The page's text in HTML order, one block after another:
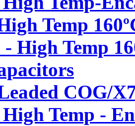
Temp
High Temp
COG/
Temp -